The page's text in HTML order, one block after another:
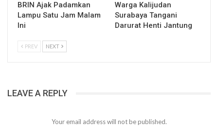
BRIN Ajak Padamkan
Lampu Satu Jam Malam
Ini
Warga Kalijudan
Surabaya Tangani
Darurat Henti Jantung
PREV NEXT
LEAVE A REPLY
Your email address will not be published.